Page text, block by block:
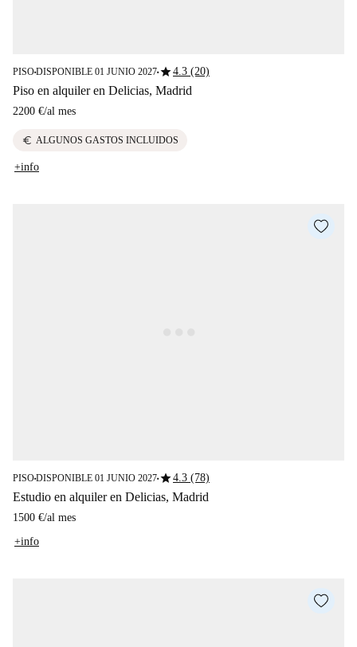
PISO■DISPONIBLE 01 JUNIO 2027■star4.3 (20)
Piso en alquiler en Delicias, Madrid
2200 €/al mes
euro ALGUNOS GASTOS INCLUIDOS
+info
PISO■DISPONIBLE 01 JUNIO 2027■star4.3 (78)
Estudio en alquiler en Delicias, Madrid
1500 €/al mes
+info